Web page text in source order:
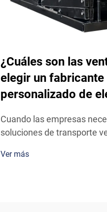
¿Cuáles son las
elegir un fabricante
personalizado de
Cuando las empresas
soluciones de transporte
por un sistema de
Ver más